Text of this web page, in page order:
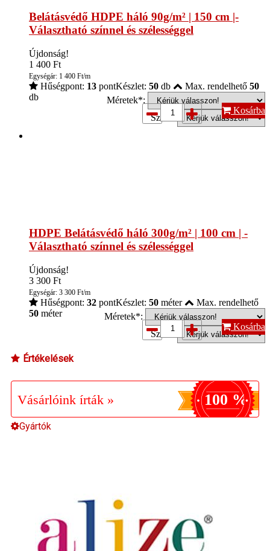
Belátásvédő HDPE háló 90g/m² | 150 cm |-
Választható színnel és szélességgel
Újdonság!
1 400 Ft
Egységár: 1 400 Ft/m
Hűségpont: 13 pont
Méretek*:
Szín*:
Készlet: 50 db Max. rendelhető 50
db
Kosárba
HDPE Belátásvédő háló 300g/m² | 100 cm | -
Választható színnel és szélességgel
Újdonság!
3 300 Ft
Egységár: 3 300 Ft/m
Hűségpont: 32 pont
Méretek*:
Szín*:
Készlet: 50 méter
Max. rendelhető
50 méter
Kosárba
Értékelések
Vásárlóink írták » 100 %
Gyártók